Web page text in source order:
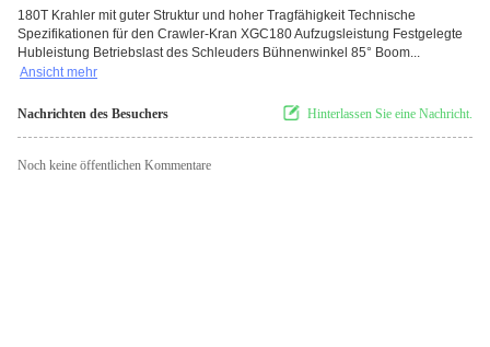
180T Krahler mit guter Struktur und hoher Tragfähigkeit Technische
Spezifikationen für den Crawler-Kran XGC180 Aufzugsleistung Festgelegte
Hubleistung Betriebslast des Schleuders Bühnenwinkel 85° Boom...
Ansicht mehr
Nachrichten des Besuchers Hinterlassen Sie eine Nachricht.
Noch keine öffentlichen Kommentare